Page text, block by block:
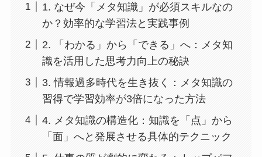
1. なぜ今「メタ知識」が必須スキルなの
か？効率的な学習法と実践事例
2. 「わかる」から「できる」へ：メタ知
識を活用した思考力向上の秘訣
3. 情報過多時代を生き抜く：メタ知識の
習得で学習効率が3倍になった方法
4. メタ知識の構造化：知識を「点」から
「面」へと発展させる具体的テクニック